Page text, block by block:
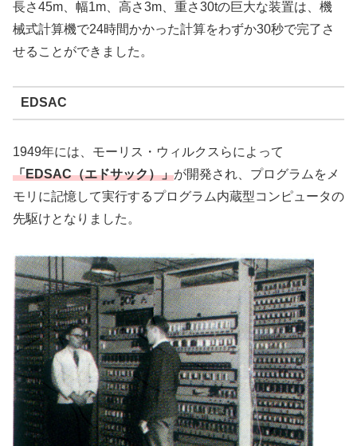
長さ45m、幅1m、高さ3m、重さ30tの巨大な装置は、機
械式計算機で24時間かかった計算をわずか30秒で完了さ
せることができました。
EDSAC
1949年には、モーリス・ウィルクスらによって
「EDSAC（エドサック）」が開発され、プログラムをメ
モリに記憶して実行するプログラム内蔵型コンピュータの
先駆けとなりました。